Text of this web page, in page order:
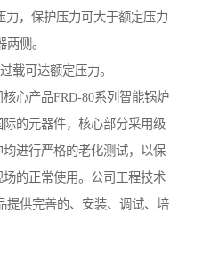
，保护压力可大于额定压力
侧。
可达额定压力。
心产品FRD-80系列智能锅炉
的元器件，核心部分采用级
进行严格的老化测试，以保
的正常使用。公司工程技术
提供完善的、安装、调试、培